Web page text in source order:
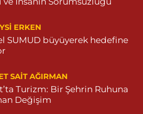
NO:4 3 04825413121
Yol Tarifi Al
ERKEN
SUMUD büyüyerek hedefine
SAIT AĞIRMAN
Turizm: Bir Şehrin Ruhuna
Değişim